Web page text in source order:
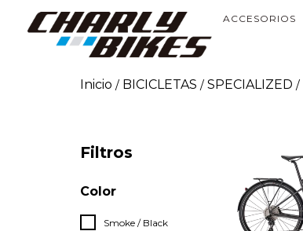
ACCESORIOS
Inicio / BICICLETAS / SPECIALIZED /
Filtros
Color
Smoke / Black